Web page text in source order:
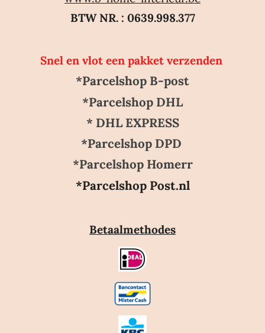
BTW NR. : 0639.998.377
Snel en vlot een pakket verzenden
*Parcelshop B-post
*Parcelshop DHL
* DHL EXPRESS
*Parcelshop DPD
*Parcelshop Homerr
*Parcelshop Post.nl
Betaalmethodes